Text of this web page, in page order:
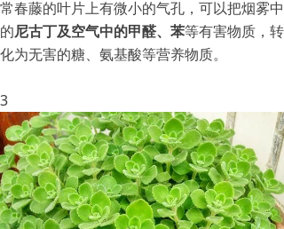
常春藤的叶片上有微小的气孔，可以把烟雾中
的尼古丁及空气中的甲醛、苯等有害物质，转
化为无害的糖、氨基酸等营养物质。
3